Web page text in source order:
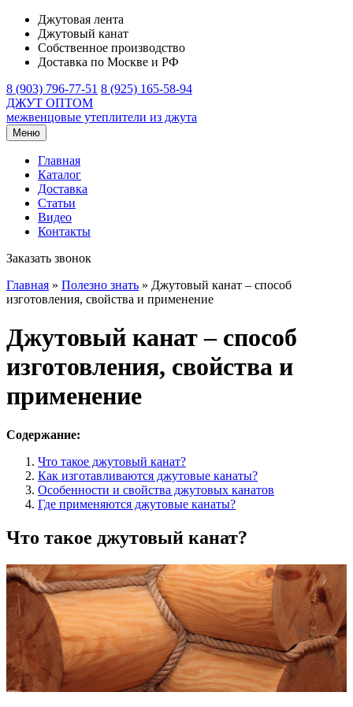
Джутовая лента
Джутовый канат
Собственное производство
Доставка по Москве и РФ
8 (903) 796-77-51 8 (925) 165-58-94
ДЖУТ ОПТОМ
межвенцовые утеплители из джута
Меню
Главная
Каталог
Доставка
Статьи
Видео
Контакты
Заказать звонок
Главная » Полезно знать » Джутовый канат – способ
изготовления, свойства и применение
Джутовый канат – способ
изготовления, свойства и
применение
Содержание:
Что такое джутовый канат?
Как изготавливаются джутовые канаты?
Особенности и свойства джутовых канатов
Где применяются джутовые канаты?
Что такое джутовый канат?